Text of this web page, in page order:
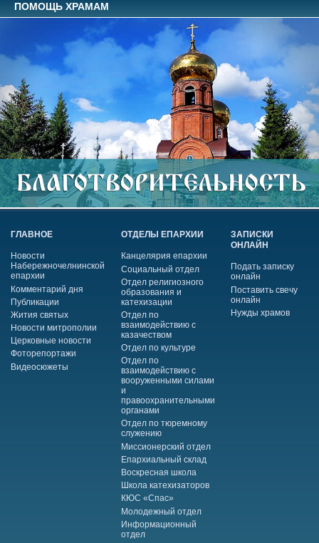
ПОМОЩЬ ХРАМАМ
ГЛАВНОЕ
Новости
Набережночелнинской
епархии
Комментарий дня
Публикации
Жития святых
Новости митрополии
Церковные новости
Фоторепортажи
Видеосюжеты
ОТДЕЛЫ ЕПАРХИИ
Канцелярия епархии
Социальный отдел
Отдел религиозного
образования и
катехизации
Отдел по
взаимодействию с
казачеством
Отдел по культуре
Отдел по
взаимодействию с
вооруженными силами
и
правоохранительными
органами
Отдел по тюремному
служению
Миссионерский отдел
Епархиальный склад
Воскресная школа
Школа катехизаторов
КЮС «Спас»
Молодежный отдел
Информационный
отдел
ЗАПИСКИ
ОНЛАЙН
Подать записку
онлайн
Поставить свечу
онлайн
Нужды храмов